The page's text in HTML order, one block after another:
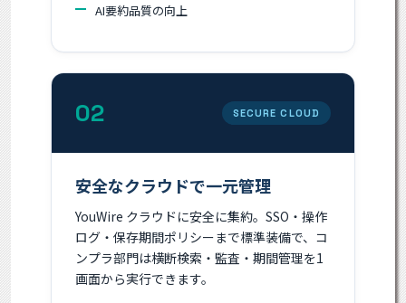
AI要約品質の向上
02 SECURE CLOUD
安全なクラウドで一元管理
YouWire クラウドに安全に集約。SSO・操作
ログ・保存期間ポリシーまで標準装備で、コ
ンプラ部門は横断検索・監査・期間管理を1
画面から実行できます。